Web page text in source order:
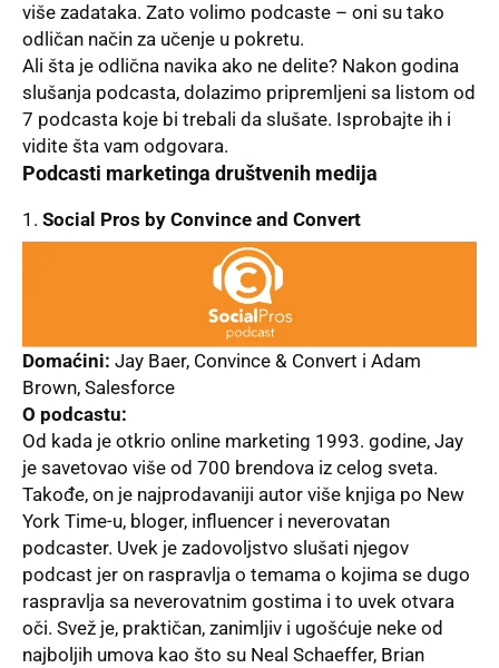
više zadataka. Zato volimo podcaste – oni su tako
odličan način za učenje u pokretu.
Ali šta je odlična navika ako ne delite? Nakon godina
slušanja podcasta, dolazimo pripremlјeni sa listom od
7 podcasta koje bi trebali da slušate. Isprobajte ih i
vidite šta vam odgovara.
Podcasti marketinga društvenih medija
Social Pros by Convince and Convert
Domaćini: Jay Baer, Convince & Convert i Adam
Brown, Salesforce
O podcastu:
Od kada je otkrio online marketing 1993. godine, Jay
je savetovao više od 700 brendova iz celog sveta.
Takođe, on je najprodavaniji autor više knjiga po New
York Time-u, bloger, influencer i neverovatan
podcaster. Uvek je zadovolјstvo slušati njegov
podcast jer on raspravlјa o temama o kojima se dugo
raspravlјa sa neverovatnim gostima i to uvek otvara
oči. Svež je, praktičan, zanimlјiv i ugošćuje neke od
najbolјih umova kao što su Neal Schaeffer, Brian